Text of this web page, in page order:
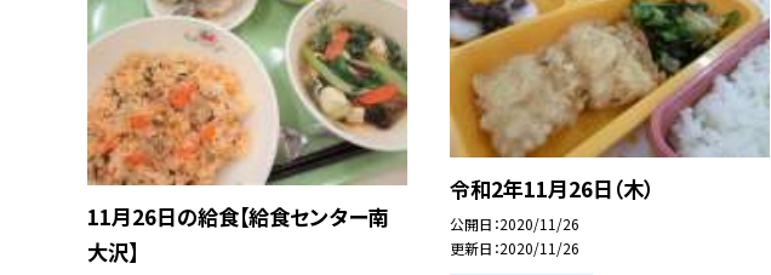
11月26日の給食【給食センター南
大沢】
令和2年11月26日（木）
公開日 2020/11/26
更新日 2020/11/26